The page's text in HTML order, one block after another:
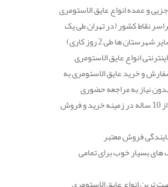
نقاط کشور (در تهران طی یک
ها طی 2 روز کاری)
و خرید عایق الاستومری به
نیاز به مراجعه حضوری
5- سابقه بیش از 10 ساله در زمینه خرید و فروش
های بسیار خوب برای تمامی